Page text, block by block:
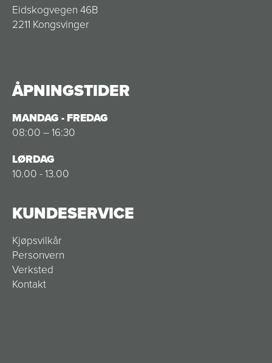
Eidskogvegen 46B
2211 Kongsvinger
ÅPNINGSTIDER
MANDAG - FREDAG
08:00 – 16:30
LØRDAG
10.00 - 13.00
KUNDESERVICE
Kjøpsvilkår
Personvern
Verksted
Kontakt